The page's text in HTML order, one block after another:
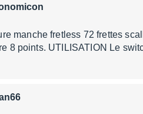
manche fretless 72 frettes
8 points. UTILISATION Le